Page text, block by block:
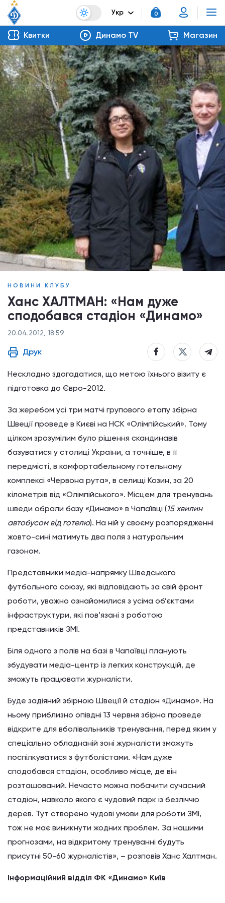
Укр 0
Квитки Динамо TV Магазин
НОВИНИ КЛУБУ
Ханс ХАЛТМАН: «Нам дуже
сподобався стадіон «Динамо»
20.04.2012, 18:59
Друк
Нескладно здогадатися, що метою їхнього візиту є
підготовка до Євро-2012.
За жеребом усі три матчі групового етапу збірна
Швеції проведе в Києві на НСК «Олімпійський». Тому
цілком зрозумілим було рішення скандинавів
базуватися у столиці України, а точніше, в її
передмісті, в комфортабельному готельному
комплексі «Червона рута», в селищі Козин, за 20
кілометрів від «Олімпійського». Місцем для тренувань
шведи обрали базу «Динамо» в Чапаївці (15 хвилин
автобусом від готелю). На ній у своєму розпорядженні
жовто-сині матимуть два поля з натуральним
газоном.
Представники медіа-напрямку Шведського
футбольного союзу, які відповідають за свій фронт
роботи, уважно ознайомилися з усіма об’єктами
інфраструктури, які пов’язані з роботою
представників ЗМІ.
Біля одного з полів на базі в Чапаївці планують
збудувати медіа-центр із легких конструкцій, де
зможуть працювати журналісти.
Буде задіяний збірною Швеції й стадіон «Динамо». На
ньому приблизно опівдні 13 червня збірна проведе
відкрите для вболівальників тренування, перед яким у
спеціально обладнаній зоні журналісти зможуть
поспілкуватися з футболістами. «Нам дуже
сподобався стадіон, особливо місце, де він
розташований. Нечасто можна побачити сучасний
стадіон, навколо якого є чудовий парк із безліччю
дерев. Тут створено чудові умови для роботи ЗМІ,
тож не має виникнути жодних проблем. За нашими
прогнозами, на відкритому тренуванні будуть
присутні 50-60 журналістів», – розповів Ханс Халтман.
Інформаційний відділ ФК «Динамо» Київ